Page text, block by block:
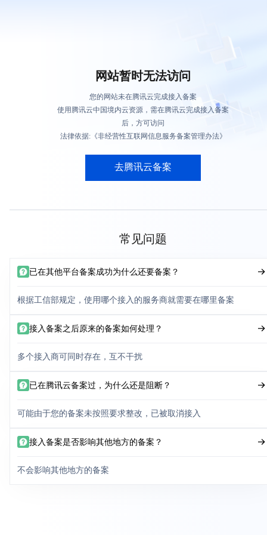
网站暂时无法访问
您的网站未在腾讯云完成接入备案
使用腾讯云中国境内云资源，需在腾讯云完成接入备案
后，方可访问
法律依据:《非经营性互联网信息服务备案管理办法》
去腾讯云备案
常见问题
已在其他平台备案成功为什么还要备案？
根据工信部规定，使用哪个接入的服务商就需要在哪里备案
接入备案之后原来的备案如何处理？
多个接入商可同时存在，互不干扰
已在腾讯云备案过，为什么还是阻断？
可能由于您的备案未按照要求整改，已被取消接入
接入备案是否影响其他地方的备案？
不会影响其他地方的备案